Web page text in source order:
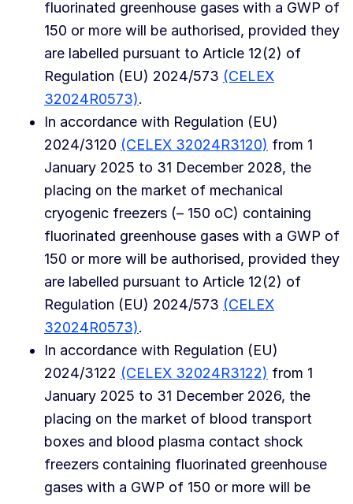
fluorinated greenhouse gases with a GWP of
150 or more will be authorised, provided they
are labelled pursuant to Article 12(2) of
Regulation (EU) 2024/573 (CELEX
32024R0573).
In accordance with Regulation (EU)
2024/3120 (CELEX 32024R3120) from 1
January 2025 to 31 December 2028, the
placing on the market of mechanical
cryogenic freezers (– 150 oC) containing
fluorinated greenhouse gases with a GWP of
150 or more will be authorised, provided they
are labelled pursuant to Article 12(2) of
Regulation (EU) 2024/573 (CELEX
32024R0573).
In accordance with Regulation (EU)
2024/3122 (CELEX 32024R3122) from 1
January 2025 to 31 December 2026, the
placing on the market of blood transport
boxes and blood plasma contact shock
freezers containing fluorinated greenhouse
gases with a GWP of 150 or more will be